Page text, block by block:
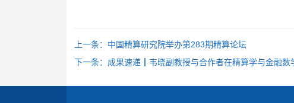
上一条： 中国精算研究院举办第283期精算论坛
下一条： 成果速递┃韦晓副教授与合作者在精算学与金融数